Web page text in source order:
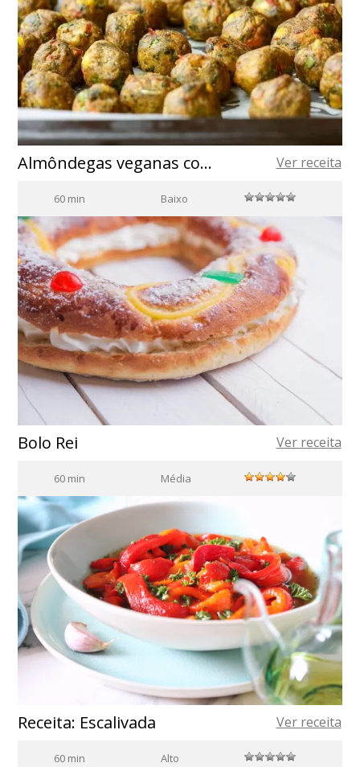
Almôndegas veganas com azeite de oliva espanhol Ver receita
60 min Baixo
Bolo Rei Ver receita
60 min Média
Receita: Escalivada Ver receita
60 min Alto